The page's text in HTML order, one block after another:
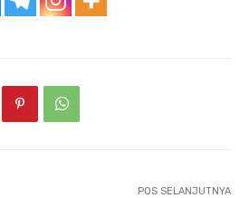
POS SELANJUTNYA